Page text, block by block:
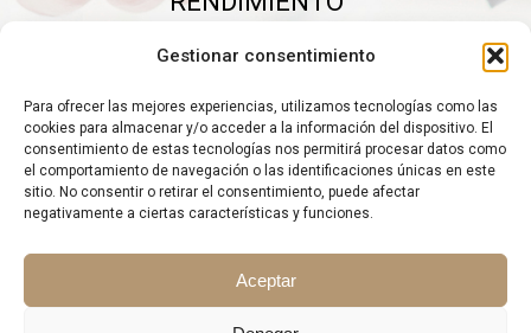
Gestionar consentimiento
Para ofrecer las mejores experiencias, utilizamos tecnologías como las
cookies para almacenar y/o acceder a la información del dispositivo. El
consentimiento de estas tecnologías nos permitirá procesar datos como
el comportamiento de navegación o las identificaciones únicas en este
sitio. No consentir o retirar el consentimiento, puede afectar
negativamente a ciertas características y funciones.
Aceptar
Elimine gastos inútiles y saque el máximo partido a